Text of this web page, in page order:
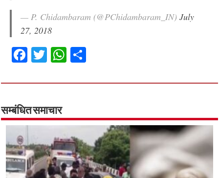
— P. Chidambaram (@PChidambaram_IN)July
27, 2018
Fa
ce
b
o
o
k
T
wi
tt
er
W
h
at
p
p
ar
सम्बंधित समाचार